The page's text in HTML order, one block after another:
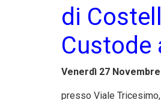
di
Custode
Venerdì 27
presso Viale